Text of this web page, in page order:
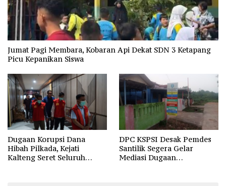
Jumat Pagi Membara, Kobaran Api Dekat SDN 3 Ketapang
Picu Kepanikan Siswa
Dugaan Korupsi Dana
Hibah Pilkada, Kejati
Kalteng Seret Seluruh
DPC KSPSI Desak Pemdes
Santilik Segera Gelar
Mediasi Dugaan